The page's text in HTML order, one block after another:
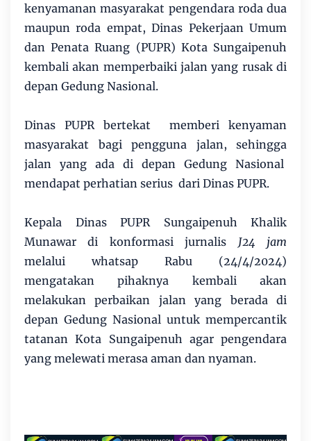
kenyamanan masyarakat pengendara roda dua
maupun roda empat, Dinas Pekerjaan Umum
dan Penata Ruang (PUPR) Kota Sungaipenuh
kembali akan memperbaiki jalan yang rusak di
depan Gedung Nasional.
Dinas PUPR bertekat memberi kenyaman
masyarakat bagi pengguna jalan, sehingga
jalan yang ada di depan Gedung Nasional
mendapat perhatian serius dari Dinas PUPR.
Kepala Dinas PUPR Sungaipenuh Khalik
Munawar di konformasi jurnalis J24 jam
melalui whatsap Rabu (24/4/2024)
mengatakan pihaknya kembali akan
melakukan perbaikan jalan yang berada di
depan Gedung Nasional untuk mempercantik
tatanan Kota Sungaipenuh agar pengendara
yang melewati merasa aman dan nyaman.